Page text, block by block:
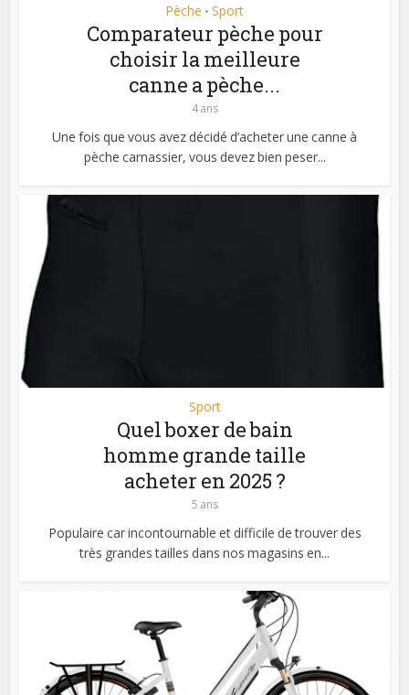
Pèche • Sport
Comparateur pèche pour
choisir la meilleure
canne a pèche...
4 ans
Une fois que vous avez décidé d’acheter une canne à
pèche carnassier, vous devez bien peser...
Sport
Quel boxer de bain
homme grande taille
acheter en 2025 ?
5 ans
Populaire car incontournable et difficile de trouver des
très grandes tailles dans nos magasins en...